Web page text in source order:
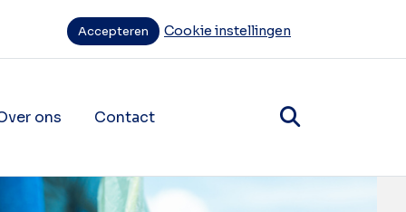
Accepteren Cookie instellingen
ons Contact